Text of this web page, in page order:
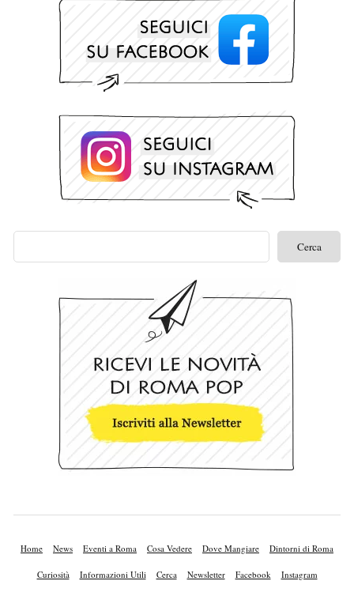
Home News Eventi a Roma Cosa Vedere Dove Mangiare Dintorni di Roma
Curiosità Informazioni Utili Cerca Newsletter Facebook Instagram